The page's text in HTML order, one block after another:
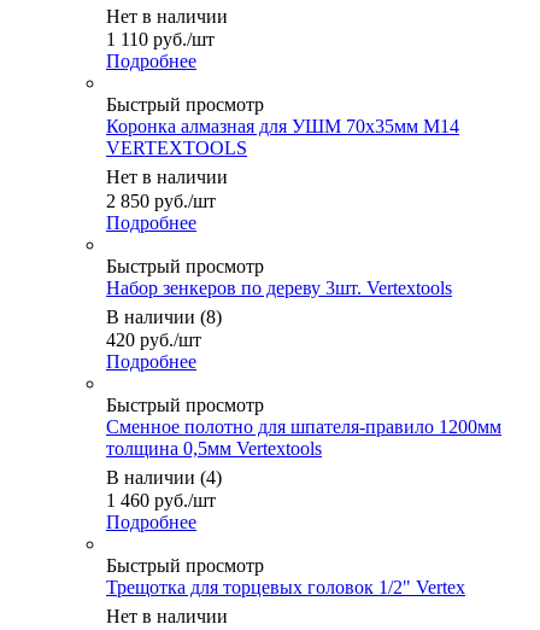
Нет в наличии
1 110 руб./шт
Подробнее
Быстрый просмотр
Коронка алмазная для УШМ 70х35мм М14
VERTEXTOOLS
Нет в наличии
2 850 руб./шт
Подробнее
Быстрый просмотр
Набор зенкеров по дереву 3шт. Vertextools
В наличии (8)
420 руб./шт
Подробнее
Быстрый просмотр
Сменное полотно для шпателя-правило 1200мм
толщина 0,5мм Vertextools
В наличии (4)
1 460 руб./шт
Подробнее
Быстрый просмотр
Трещотка для торцевых головок 1/2" Vertex
Нет в наличии